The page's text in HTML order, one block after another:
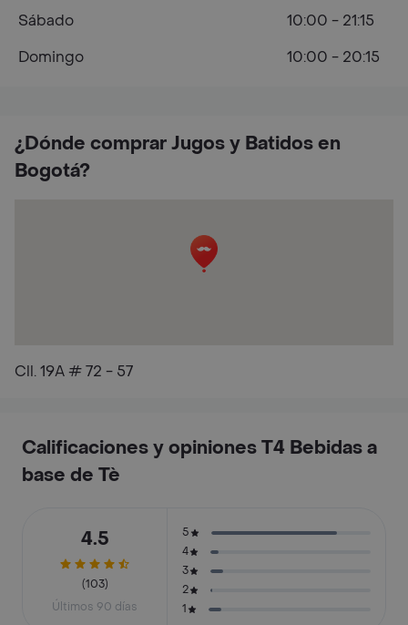
¿Dónde comprar Jugos y Batidos en
Bogotá?
Cll. 19A # 72 - 57
Sábado
10:00 - 21:15
Domingo
10:00 - 20:15
Calificaciones y opiniones T4 Bebidas a
base de Tè
4.5
(103)
Últimos 90 días
5
4
3
2
1